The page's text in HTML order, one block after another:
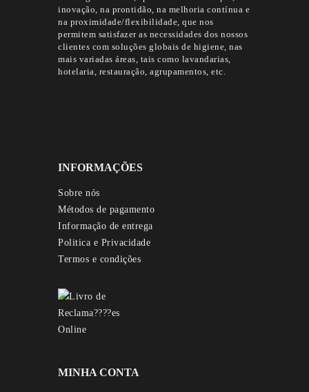
inovação, na prontidão, na melhoria contínua e
na proximidade/flexibilidade, que nos
permitem satisfazer as necessidades dos nossos
clientes com soluções globais de higiene, nas
mais variadas áreas, tais como lavandarias,
hotelaria, restauração, agrupamentos, etc.
INFORMAÇÕES
Sobre nós
Métodos de pagamento
Informação de entrega
Politica e Privacidade
Termos e condições
MINHA CONTA